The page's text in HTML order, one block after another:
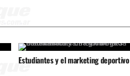
Estudiantes y el marketing deportivo